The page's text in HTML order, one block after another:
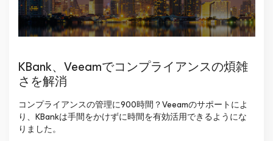
KBank、Veeamでコンプライアンスの煩雑
さを解消
コンプライアンスの管理に900時間？Veeamのサポートによ
り、KBankは手間をかけずに時間を有効活用できるようにな
りました。